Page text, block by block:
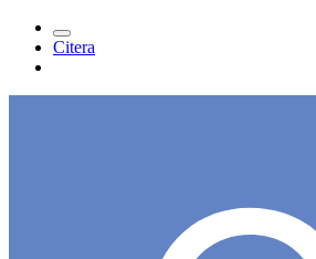
Citera